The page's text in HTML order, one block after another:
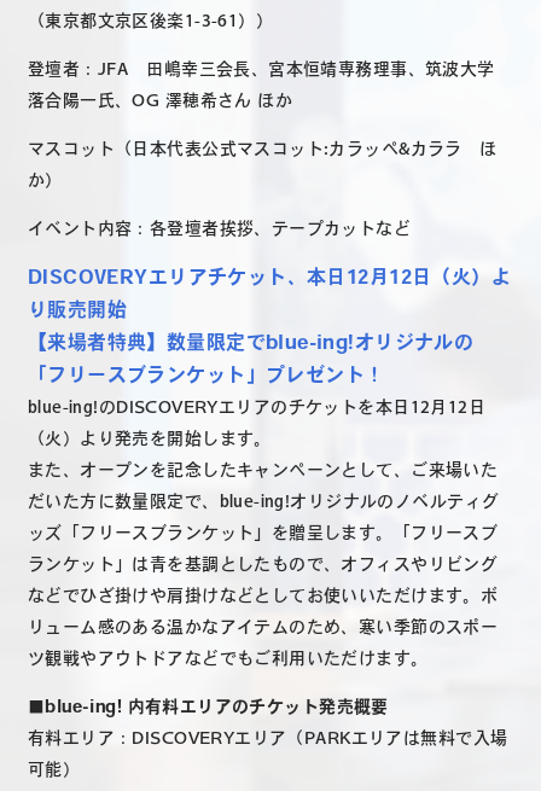
（東京都文京区後楽1-3-61））
登壇者：JFA 田嶋幸三会長、宮本恒靖専務理事、筑波大学
落合陽一氏、OG 澤穂希さん ほか
マスコット（日本代表公式マスコット:カラッペ&カララ ほ
か）
イベント内容：各登壇者挨拶、テープカットなど
DISCOVERYエリアチケット、本日12月12日（火）よ
り販売開始
【来場者特典】数量限定でblue-ing!オリジナルの
「フリースブランケット」プレゼント！
blue-ing!のDISCOVERYエリアのチケットを本日12月12日
（火）より発売を開始します。
また、オープンを記念したキャンペーンとして、ご来場いた
だいた方に数量限定で、blue-ing!オリジナルのノベルティグ
ッズ「フリースブランケット」を贈呈します。「フリースブ
ランケット」は青を基調としたもので、オフィスやリビング
などでひざ掛けや肩掛けなどとしてお使いいただけます。​ボ
リューム感のある温かなアイテムのため、​寒い季節のスポー
ツ観戦やアウトドアなどでもご利用いただけます。
■blue-ing! 内有料エリアのチケット発売概要
有料エリア：DISCOVERYエリア（PARKエリアは無料で入場
可能）